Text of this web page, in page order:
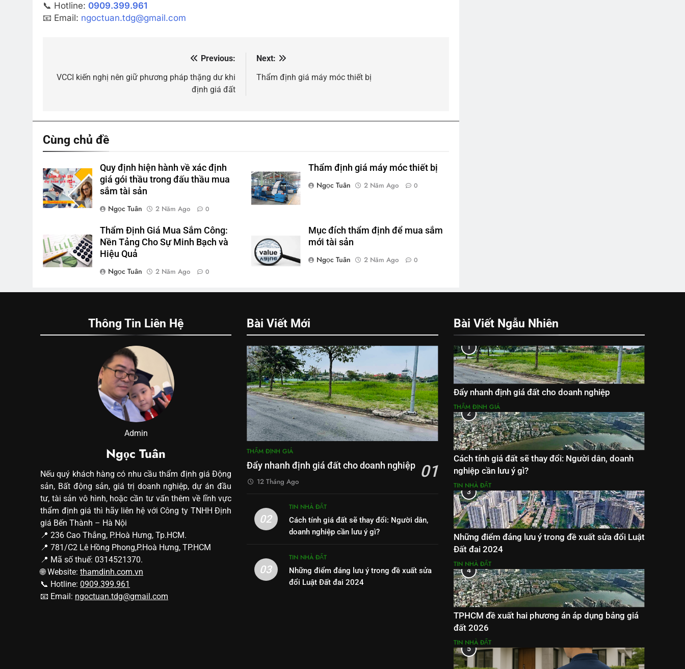
📞 Hotline: 0909.399.961
📧 Email: ngoctuan.tdg@gmail.com
hướng
Previous:
VCCI kiến nghị nên giữ phương pháp thặng dư khi
định giá đất
Next:
Thẩm định giá máy móc thiết bị
Cùng chủ đề
Quy định hiện hành về xác định
giá gói thầu trong đấu thầu mua
sắm tài sản
Ngọc Tuân
2 Năm Ago 0
Thẩm định giá máy móc thiết bị
Ngọc Tuân
2 Năm Ago 0
Thẩm Định Giá Mua Sắm Công:
Nền Tảng Cho Sự Minh Bạch và
Hiệu Quả
Ngọc Tuân
2 Năm Ago 0
Mục đích thẩm định để mua sắm
mới tài sản
Ngọc Tuân
2 Năm Ago 0
Thông Tin Liên Hệ
Admin
Ngọc Tuân
Nếu quý khách hàng có nhu cầu thẩm định giá Động
sản, Bất động sản, giá trị doanh nghiệp, dự án đầu
tư, tài sản vô hình, hoặc cần tư vấn thêm về lĩnh vực
thẩm định giá thì hãy liên hệ với Công ty TNHH Định
giá Bến Thành – Hà Nội
📍 236 Cao Thắng, P.Hoà Hưng, Tp.HCM.
📍 781/C2 Lê Hồng Phong,P.Hoà Hưng, TP.HCM
📍 Mã số thuế: 0314521370.
🌐 Website: thamdinh.com.vn
📞 Hotline: 0909.399.961
📧 Email: ngoctuan.tdg@gmail.com
Bài Viết Mới
THẨM ĐỊNH GIÁ
Đẩy nhanh định giá đất cho doanh nghiệp 01
12 Tháng Ago
02
TIN NHÀ ĐẤT
Cách tính giá đất sẽ thay đổi: Người dân,
doanh nghiệp cần lưu ý gì?
03
TIN NHÀ ĐẤT
Những điểm đáng lưu ý trong đề xuất sửa
đổi Luật Đất đai 2024
Bài Viết Ngẫu Nhiên
1
Đẩy nhanh định giá đất cho doanh nghiệp
THẨM ĐỊNH GIÁ
2
Cách tính giá đất sẽ thay đổi: Người dân, doanh
nghiệp cần lưu ý gì?
TIN NHÀ ĐẤT
3
Những điểm đáng lưu ý trong đề xuất sửa đổi Luật
Đất đai 2024
TIN NHÀ ĐẤT
4
TPHCM đề xuất hai phương án áp dụng bảng giá
đất 2026
TIN NHÀ ĐẤT
5